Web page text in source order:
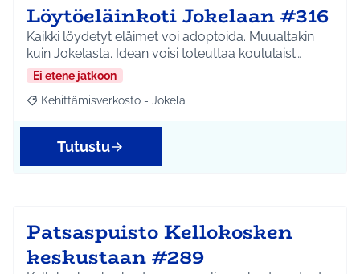
Löytöeläinkoti Jokelaan #316
Kaikki löydetyt eläimet voi adoptoida. Muualtakin
kuin Jokelasta. Idean voisi toteuttaa koululaist…
Ei etene jatkoon
Rajaa tulokset aihepiirin mukaan: Kehittämisverkosto - Jokela
Kehittämisverkosto - Jokela
Tutustu
Patsaspuisto Kellokosken
keskustaan #289